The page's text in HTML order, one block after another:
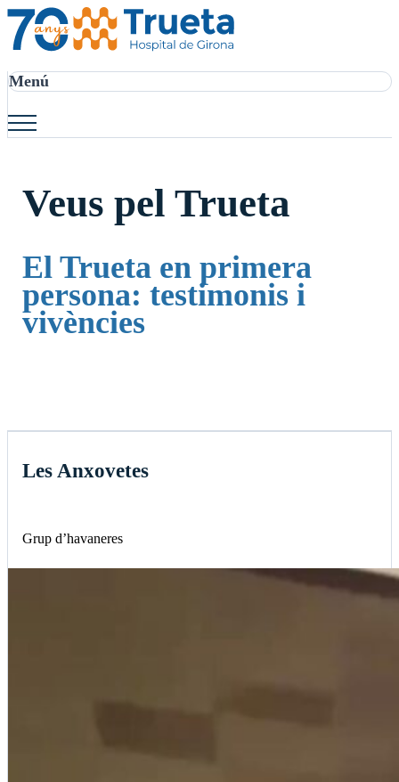
Menú
Veus pel Trueta
El Trueta en primera
persona: testimonis i
vivències
Les Anxovetes
Grup d’havaneres